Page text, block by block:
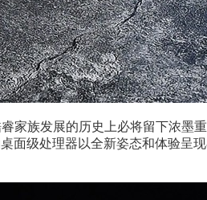
家族发展的历史上必将留下浓墨
面级处理器以全新姿态和体验呈